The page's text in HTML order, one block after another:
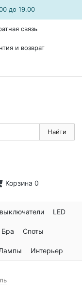
до 19.00
связь
и возврат
Найти
Корзина 0
LED
Бра Споты
Интерьер